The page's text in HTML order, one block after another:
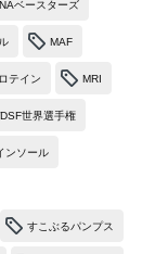
ベースターズ
MAF
テイン MRI
世界選手権
ンソール
すこぶるパンプス